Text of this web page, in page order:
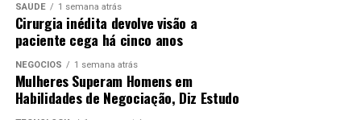
devido a uma lesão no músculo posterior da coxa
esquerda.
ANÚNCIO
SAÚDE 1 semana atrás
Cirurgia inédita devolve visão a
paciente cega há cinco anos
NEGÓCIOS 1 semana atrás
Mulheres Superam Homens em
Habilidades de Negociação, Diz Estudo